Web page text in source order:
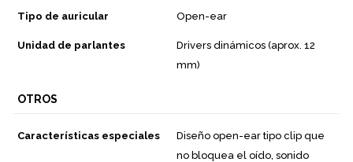
Tipo de auricular Open-ear
Unidad de parlantes
Drivers dinámicos (aprox. 12
mm)
OTROS
Características especiales
Diseño open-ear tipo clip que
no bloquea el oído, sonido